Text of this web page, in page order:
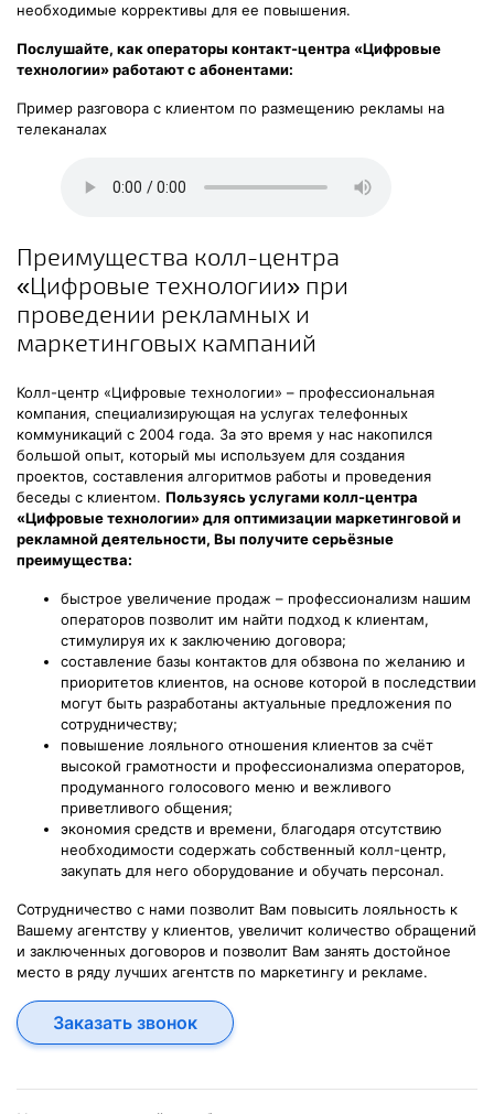
необходимые коррективы для ее повышения.
Послушайте, как операторы контакт-центра «Цифровые
технологии» работают с абонентами:
Пример разговора с клиентом по размещению рекламы на
телеканалах
Преимущества колл-центра
«Цифровые технологии» при
проведении рекламных и
маркетинговых кампаний
Колл-центр «Цифровые технологии» – профессиональная
компания, специализирующая на услугах телефонных
коммуникаций с 2004 года. За это время у нас накопился
большой опыт, который мы используем для создания
проектов, составления алгоритмов работы и проведения
беседы с клиентом. Пользуясь услугами колл-центра
«Цифровые технологии» для оптимизации маркетинговой и
рекламной деятельности, Вы получите серьёзные
преимущества:
быстрое увеличение продаж – профессионализм нашим
операторов позволит им найти подход к клиентам,
стимулируя их к заключению договора;
составление базы контактов для обзвона по желанию и
приоритетов клиентов, на основе которой в последствии
могут быть разработаны актуальные предложения по
сотрудничеству;
повышение лояльного отношения клиентов за счёт
высокой грамотности и профессионализма операторов,
продуманного голосового меню и вежливого
приветливого общения;
экономия средств и времени, благодаря отсутствию
необходимости содержать собственный колл-центр,
закупать для него оборудование и обучать персонал.
Сотрудничество с нами позволит Вам повысить лояльность к
Вашему агентству у клиентов, увеличит количество обращений
и заключенных договоров и позволит Вам занять достойное
место в ряду лучших агентств по маркетингу и рекламе.
Заказать звонок